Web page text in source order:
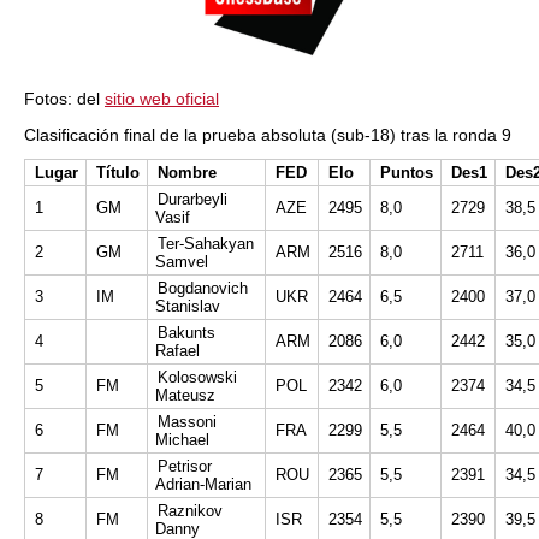
Fotos: del sitio web oficial
Clasificación final de la prueba absoluta (sub-18) tras la ronda 9
Lugar Título Nombre FED Elo Puntos Des1
1
GM
Durarbeyli
Vasif
AZE 2495 8,0 2729 38,5
2 GM
Ter-Sahakyan
Samvel
ARM 2516 8,0 2711 36,0
3 IM
Bogdanovich
Stanislav
UKR 2464 6,5 2400 37,0
4
Bakunts
Rafael
ARM 2086 6,0 2442 35,0
5 FM
Kolosowski
Mateusz
POL 2342 6,0 2374 34,5
6 FM
Massoni
Michael
FRA 2299 5,5 2464 40,0
7 FM
Petrisor
Adrian-Marian
ROU 2365 5,5 2391 34,5
8 FM
Raznikov
Danny
ISR 2354 5,5 2390 39,5